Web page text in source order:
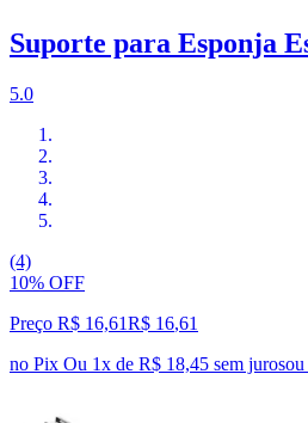
Suporte para Esponja
5.0
(4)
10% OFF
Preço R$ 16,61R$ 16,61
no Pix Ou 1x de R$ 18,45 sem jurosou